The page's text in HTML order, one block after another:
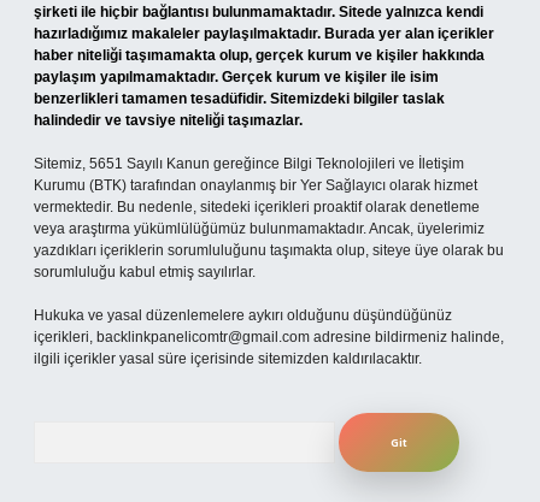
şirketi ile hiçbir bağlantısı bulunmamaktadır. Sitede yalnızca kendi
hazırladığımız makaleler paylaşılmaktadır. Burada yer alan içerikler
haber niteliği taşımamakta olup, gerçek kurum ve kişiler hakkında
paylaşım yapılmamaktadır. Gerçek kurum ve kişiler ile isim
benzerlikleri tamamen tesadüfidir. Sitemizdeki bilgiler taslak
halindedir ve tavsiye niteliği taşımazlar.
Sitemiz, 5651 Sayılı Kanun gereğince Bilgi Teknolojileri ve İletişim
Kurumu (BTK) tarafından onaylanmış bir Yer Sağlayıcı olarak hizmet
vermektedir. Bu nedenle, sitedeki içerikleri proaktif olarak denetleme
veya araştırma yükümlülüğümüz bulunmamaktadır. Ancak, üyelerimiz
yazdıkları içeriklerin sorumluluğunu taşımakta olup, siteye üye olarak bu
sorumluluğu kabul etmiş sayılırlar.
Hukuka ve yasal düzenlemelere aykırı olduğunu düşündüğünüz
içerikleri, backlinkpanelicomtr@gmail.com adresine bildirmeniz halinde,
ilgili içerikler yasal süre içerisinde sitemizden kaldırılacaktır.